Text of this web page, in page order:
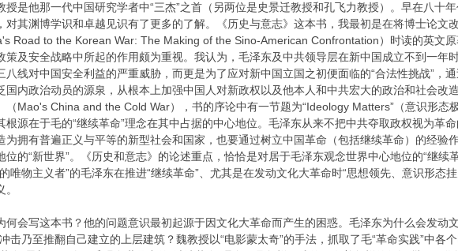
授是他那一代中国研究学者中“三杰”之首（另两位是史景迁教授和孔飞力教授）。早在八十
对其渊博学识和卓越见识有了更多的了解。《历史与意志》这本书，我最初是在将博士论
Road to the Korean War: The Making of the Sino-American Confrontation）时读的英文
策及安全战略中所起的作用颇为重视。我认为，毛泽东及中共领导层在新中国成立不到一年
八线对中国安全利益的严重威胁，而更是为了应对新中国立国之初便面临的“合法性挑战”，
国内政治动员的源泉，从根本上加强中国人对新政权以及他本人和中共宏大的政治和社会改
（Mao's China and the Cold War），书的序论中有一节题为“Ideology Matters”（意识形
根源在于毛的“继续革命”理念在其中占据的中心地位。毛泽东从来不把中共夺取政权视为革
为拥有普遍正义与平等的新型社会和国家，也要通过树立中国革命（包括继续革命）的经验
位的“新世界”。《历史和意志》的论述重点，恰恰是对居于毛泽东观念世界中心地位的“继
唯物主义者”的毛泽东在推进“继续革命”、尤其是在发动文化大革命时“思想领先、意识形
何会写这本书？他的问题意识最初起源于因文化大革命而产生的困惑。毛泽东为什么会发动
击乃至推翻自己建立的上层建筑？魏教授以“电影蒙太奇”的手法，抓取了毛“革命实践”中